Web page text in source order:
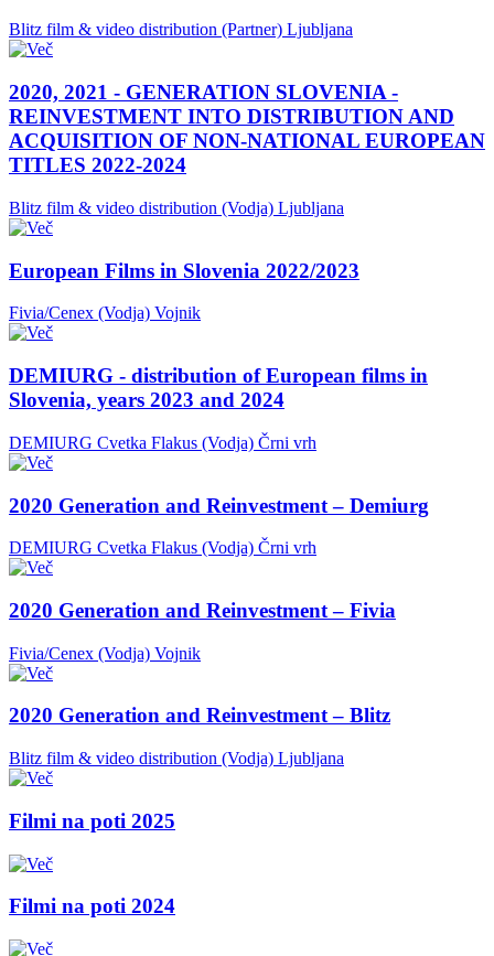
Blitz film & video distribution (Partner) Ljubljana
2020, 2021 - GENERATION SLOVENIA -
REINVESTMENT INTO DISTRIBUTION AND
ACQUISITION OF NON-NATIONAL EUROPEAN
TITLES 2022-2024
Blitz film & video distribution (Vodja) Ljubljana
European Films in Slovenia 2022/2023
Fivia/Cenex (Vodja) Vojnik
DEMIURG - distribution of European films in
Slovenia, years 2023 and 2024
DEMIURG Cvetka Flakus (Vodja) Črni vrh
2020 Generation and Reinvestment – Demiurg
DEMIURG Cvetka Flakus (Vodja) Črni vrh
2020 Generation and Reinvestment – Fivia
Fivia/Cenex (Vodja) Vojnik
2020 Generation and Reinvestment – Blitz
Blitz film & video distribution (Vodja) Ljubljana
Filmi na poti 2025
Filmi na poti 2024